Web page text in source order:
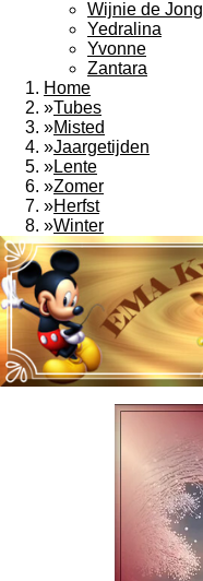
Wijnie de Jong
Yedralina
Yvonne
Zantara
Home
»Tubes
»Misted
»Jaargetijden
»Lente
»Zomer
»Herfst
»Winter